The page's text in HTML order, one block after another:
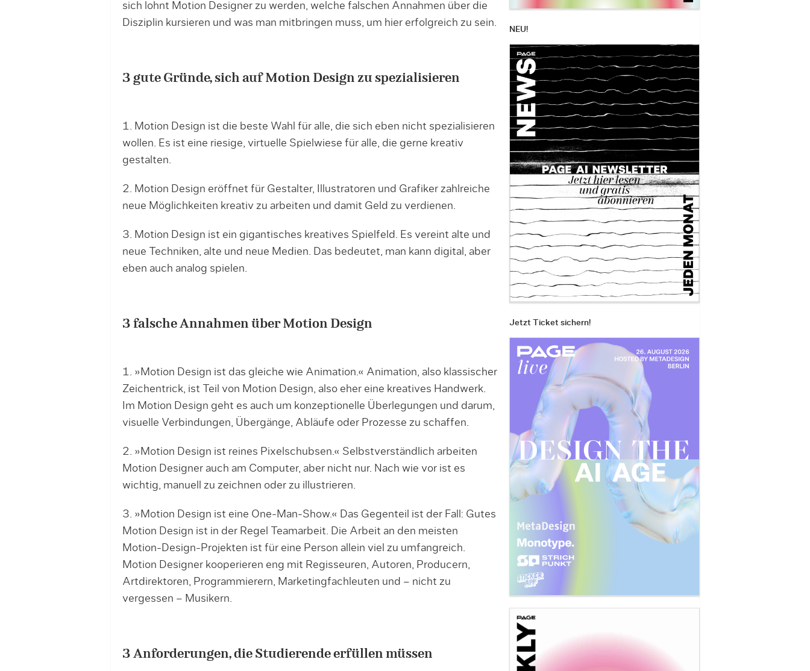
sich lohnt Motion Designer zu werden, welche falschen Annahmen über die
Disziplin kursieren und was man mitbringen muss, um hier erfolgreich zu sein.
3 gute Gründe, sich auf Motion Design zu spezialisieren
1. Motion Design ist die beste Wahl für alle, die sich eben nicht spezialisieren
wollen. Es ist eine riesige, virtuelle Spielwiese für alle, die gerne kreativ
gestalten.
2. Motion Design eröffnet für Gestalter, Illustratoren und Grafiker zahlreiche
neue Möglichkeiten kreativ zu arbeiten und damit Geld zu verdienen.
3. Motion Design ist ein gigantisches kreatives Spielfeld. Es vereint alte und
neue Techniken, alte und neue Medien. Das bedeutet, man kann digital, aber
eben auch analog spielen.
3 falsche Annahmen über Motion Design
1. »Motion Design ist das gleiche wie Animation.« Animation, also klassischer
Zeichentrick, ist Teil von Motion Design, also eher eine kreatives Handwerk.
Im Motion Design geht es auch um konzeptionelle Überlegungen und darum,
visuelle Verbindungen, Übergänge, Abläufe oder Prozesse zu schaffen.
2. »Motion Design ist reines Pixelschubsen.« Selbstverständlich arbeiten
Motion Designer auch am Computer, aber nicht nur. Nach wie vor ist es
wichtig, manuell zu zeichnen oder zu illustrieren.
3. »Motion Design ist eine One-Man-Show.« Das Gegenteil ist der Fall: Gutes
Motion Design ist in der Regel Teamarbeit. Die Arbeit an den meisten
Motion-Design-Projekten ist für eine Person allein viel zu umfangreich.
Motion Designer kooperieren eng mit Regisseuren, Autoren, Producern,
Artdirektoren, Programmierern, Marketingfachleuten und – nicht zu
vergessen – Musikern.
3 Anforderungen, die Studierende erfüllen müssen
NEU!
Jetzt Ticket sichern!